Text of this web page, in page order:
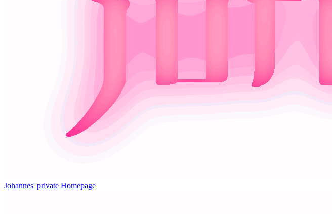
Johannes' private Homepage